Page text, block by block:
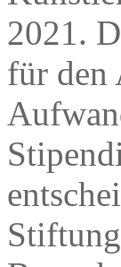
2021.
für den